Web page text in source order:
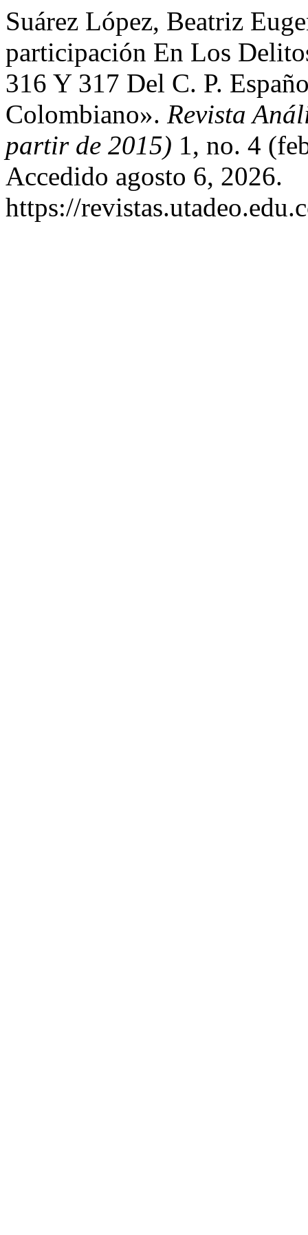
Suárez López, Beatriz
participación En Los
316 Y 317 Del C. P.
Colombiano». Revista
partir de 2015) 1, no. 4
Accedido agosto 6, 2026.
https://